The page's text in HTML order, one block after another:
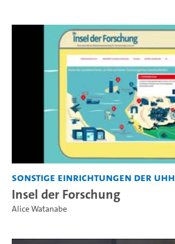
Sonstige Einrichtungen der UHH
Insel der Forschung
Alice Watanabe